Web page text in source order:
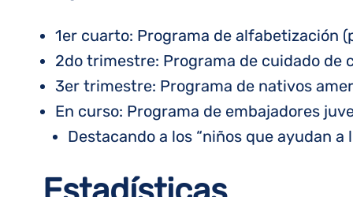
1er cuarto: Programa de alfabetización
2do trimestre: Programa de cuidado de
3er trimestre: Programa de nativos
En curso: Programa de embajadores
Destacando a los “niños que ayudan a